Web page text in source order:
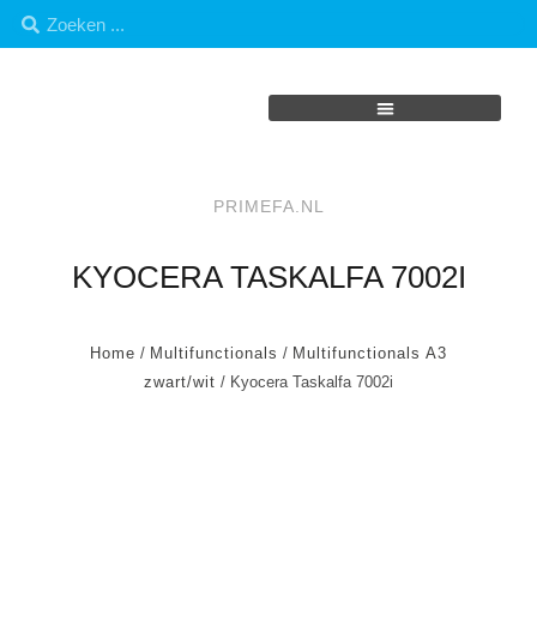
PRIMEFA.NL
KYOCERA TASKALFA 7002I
Home / Multifunctionals / Multifunctionals A3
zwart/wit / Kyocera Taskalfa 7002i